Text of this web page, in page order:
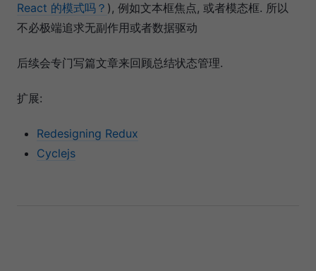
React 的模式吗？ ), 例如文本框焦点, 或者模态框. 所以
不必极端追求无副作用或者数据驱动
后续会专门写篇文章来回顾总结状态管理.
扩展:
Redesigning Redux
Cyclejs